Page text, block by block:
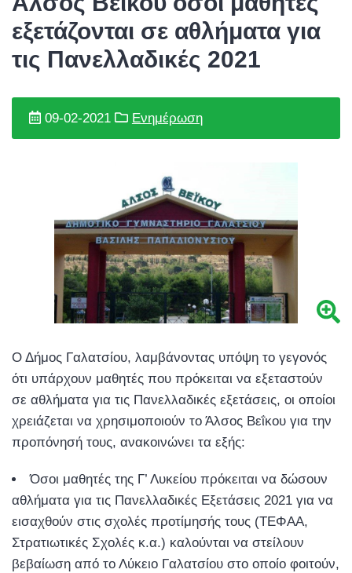
εξετάζονται σε αθλήματα για
τις Πανελλαδικές 2021
09-02-2021 Ενημέρωση
Ο Δήμος Γαλατσίου, λαμβάνοντας υπόψη το γεγονός
ότι υπάρχουν μαθητές που πρόκειται να εξεταστούν
σε αθλήματα για τις Πανελλαδικές εξετάσεις, οι οποίοι
χρειάζεται να χρησιμοποιούν το Άλσος Βεΐκου για την
προπόνησή τους, ανακοινώνει τα εξής:
Όσοι μαθητές της Γ’ Λυκείου πρόκειται να δώσουν
αθλήματα για τις Πανελλαδικές Εξετάσεις 2021 για να
εισαχθούν στις σχολές προτίμησής τους (ΤΕΦΑΑ,
Στρατιωτικές Σχολές κ.α.) καλούνται να στείλουν
βεβαίωση από το Λύκειο Γαλατσίου στο οποίο φοιτούν,